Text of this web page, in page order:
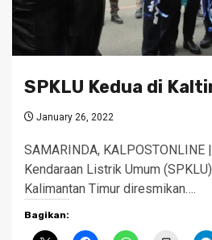
SPKLU Kedua di
January 26, 2022
SAMARINDA,
Kendaraan Listrik Umum
Kalimantan Timur diresmikan….
Bagikan: